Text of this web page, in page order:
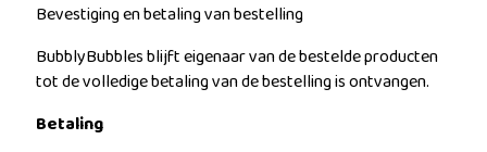
Bevestiging en betaling van bestelling
BubblyBubbles blijft eigenaar van de bestelde producten
tot de volledige betaling van de bestelling is ontvangen.
Betaling